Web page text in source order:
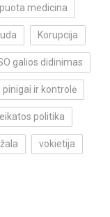
medicina
Korupcija
galios didinimas
ir kontrolė
politika
vokietija